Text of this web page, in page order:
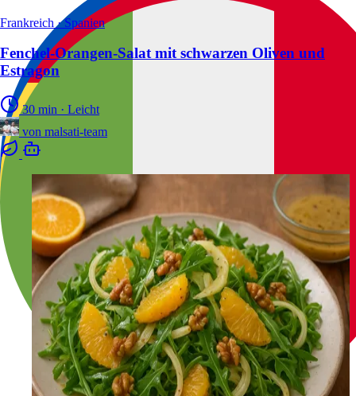
Frankreich · Spanien
Fenchel-Orangen-Salat mit schwarzen Oliven und
Estragon
30 min · Leicht
von malsati-team